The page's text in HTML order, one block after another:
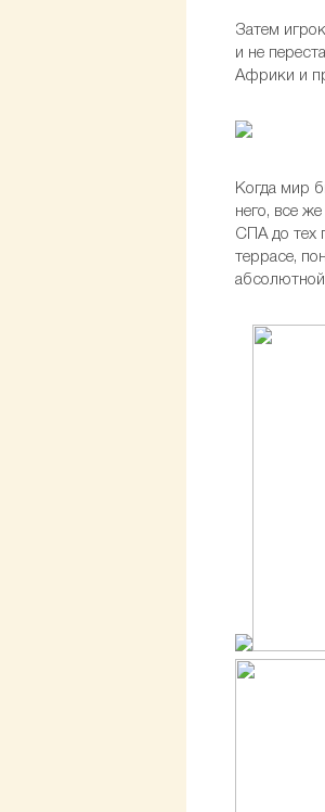
Затем
и не
Африки и
Когда мир
него, все
СПА до тех
террасе,
абсолютной